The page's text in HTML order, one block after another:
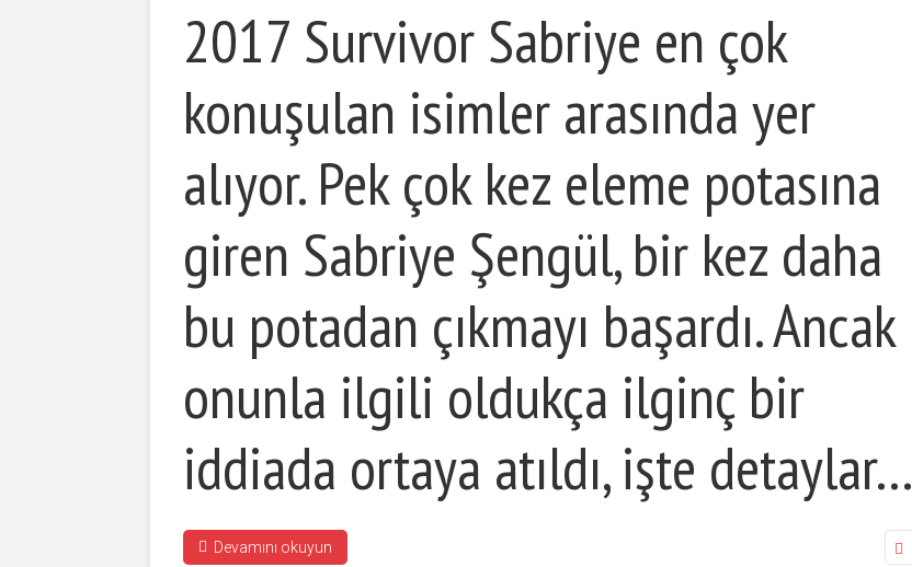
2017 Survivor Sabriye en çok
konuşulan isimler arasında yer
alıyor. Pek çok kez eleme potasına
giren Sabriye Şengül, bir kez daha
bu potadan çıkmayı başardı. Ancak
onunla ilgili oldukça ilginç bir
iddiada ortaya atıldı, işte detaylar…
Devamını okuyun